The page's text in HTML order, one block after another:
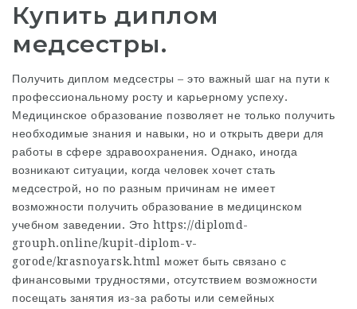
Купить диплом
медсестры.
Получить диплом медсестры – это важный шаг на пути к
профессиональному росту и карьерному успеху.
Медицинское образование позволяет не только получить
необходимые знания и навыки, но и открыть двери для
работы в сфере здравоохранения. Однако, иногда
возникают ситуации, когда человек хочет стать
медсестрой, но по разным причинам не имеет
возможности получить образование в медицинском
учебном заведении. Это https://diplomd-
grouph.online/kupit-diplom-v-
gorode/krasnoyarsk.html может быть связано с
финансовыми трудностями, отсутствием возможности
посещать занятия из-за работы или семейных